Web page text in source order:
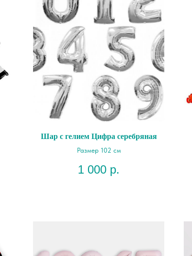
Шар с гелием Цифра серебряная
Размер 102 см
1 000 р.